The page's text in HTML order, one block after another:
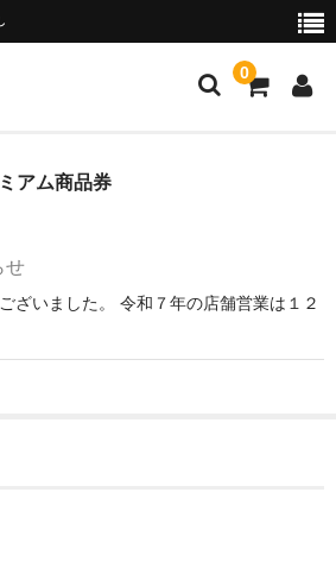
0
アム商品券
せ
ざいました。 令和７年の店舗営業は１２